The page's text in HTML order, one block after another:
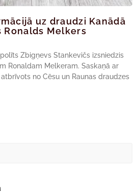
uz draudzi Kanādā
Melkers
Zbigņevs Stankevičs izsniedzis
Ronaldam Melkeram. Saskaņā ar
no Cēsu un Raunas draudzes